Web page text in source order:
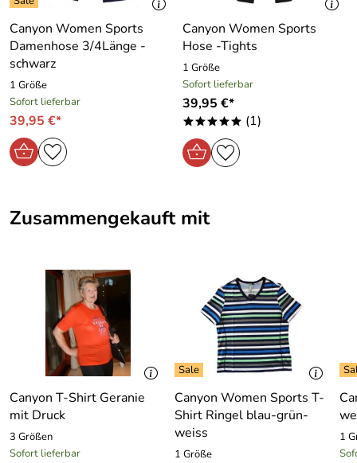
Hersteller: Scoretex GmbH, Bräunleinsberg 16 91242
Ottensoos, sales@scoretex.com
Canyon Women Sports
Damenhose 3/4Länge -
schwarz
1 Größe
Sofort lieferbar
39,95 €*
Canyon Women Sports
Hose -Tights
1 Größe
Sofort lieferbar
39,95 €*
***** (1)
Zusammengekauft mit
Canyon T-Shirt Geranie
mit Druck
3 Größen
Sofort lieferbar
Canyon Women Sports T-
Shirt Ringel blau-grün-
weiss
1 Größe
1